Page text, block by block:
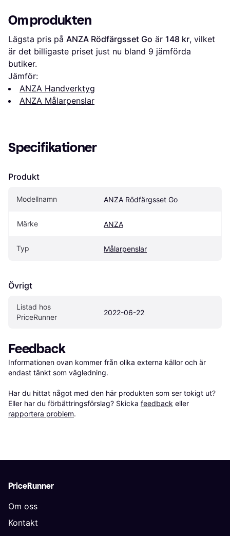
Om produkten
Lägsta pris på ANZA Rödfärgsset Go är 148 kr, vilket
är det billigaste priset just nu bland 9 jämförda
butiker.
Jämför:
ANZA Handverktyg
ANZA Målarpenslar
Specifikationer
Produkt
Modellnamn ANZA Rödfärgsset Go
Märke ANZA
Typ Målarpenslar
Övrigt
Listad hos
PriceRunner
2022-06-22
Feedback
Informationen ovan kommer från olika externa källor och är
endast tänkt som vägledning.
Har du hittat något med den här produkten som ser tokigt ut?
Eller har du förbättringsförslag? Skicka feedback eller
rapportera problem.
PriceRunner
Om oss
Kontakt